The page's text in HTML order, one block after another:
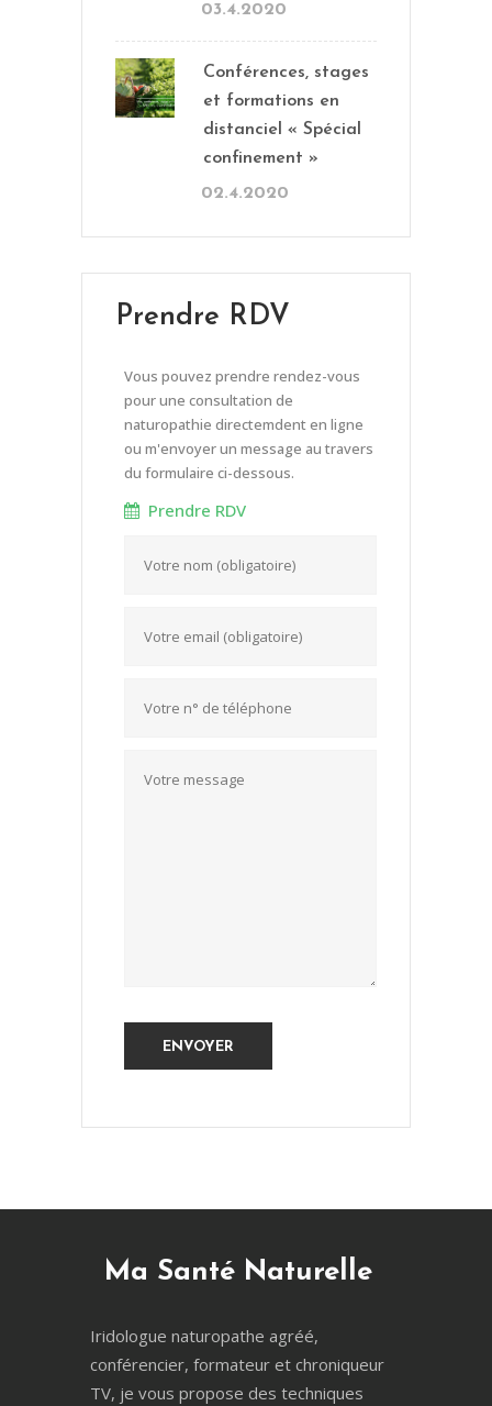
03.4.2020
Conférences, stages
et formations en
distanciel « Spécial
confinement »
02.4.2020
Prendre RDV
Vous pouvez prendre rendez-vous
pour une consultation de
naturopathie directemdent en ligne
ou m'envoyer un message au travers
du formulaire ci-dessous.
Prendre RDV
Ma Santé Naturelle
Iridologue naturopathe agréé,
conférencier, formateur et chroniqueur
TV, je vous propose des techniques